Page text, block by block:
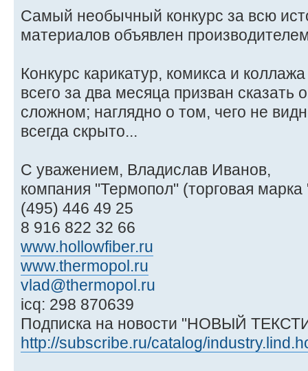
Самый необычный конкурс за всю
материалов объявлен
Конкурс карикатур, комикса и
всего за два месяца призван сказать
сложном; наглядно о том, чего не
всегда скрыто...
С уважением, Владислав Иванов,
компания "Термопол" (торговая
(495) 446 49 25
8 916 822 32 66
www.hollowfiber.ru
www.thermopol.ru
vlad@thermopol.ru
icq: 298 870639
Подписка на новости "НОВЫЙ
http://subscribe.ru/catalog/